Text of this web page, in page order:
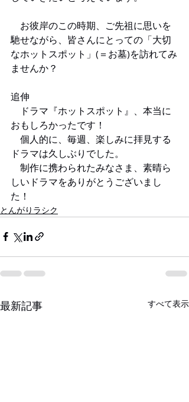
お彼岸のこの時期、ご先祖に思いを
馳せながら、皆さんにとっての「大切
なホットスポット」(＝お墓)を訪れてみ
ませんか？
追伸
ドラマ『ホットスポット』、本当に
おもしろかったです！
個人的に、毎週、楽しみに拝見する
ドラマは久しぶりでした。
制作に携わられたみなさま、素晴ら
しいドラマをありがとうございまし
た！
とんがりラシク
最新記事 すべて表示